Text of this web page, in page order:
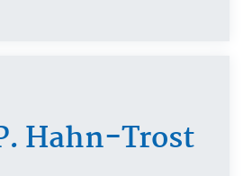
Hahn-Trost